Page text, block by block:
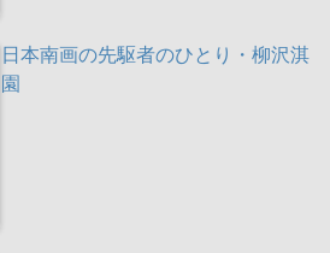
日本南画の先駆者のひとり・柳沢淇
園